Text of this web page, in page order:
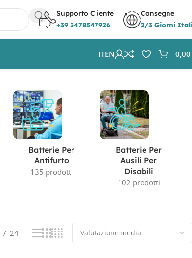
Supporto Cliente
+39 3478547926
Consegne
2/3 Giorni
ITEN
0,00
Batterie Per
Antifurto
135 prodotti
Batterie Per
Ausili Per
Disabili
102 prodotti
24